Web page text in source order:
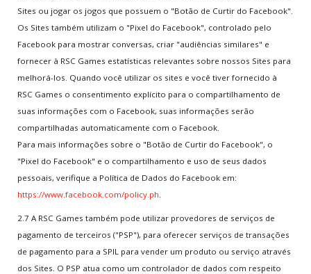
Sites ou jogar os jogos que possuem o "Botão de Curtir do Facebook".
Os Sites também utilizam o "Pixel do Facebook", controlado pelo
Facebook para mostrar conversas, criar "audiências similares" e
fornecer à RSC Games estatísticas relevantes sobre nossos Sites para
melhorá-los. Quando você utilizar os sites e você tiver fornecido à
RSC Games o consentimento explícito para o compartilhamento de
suas informações com o Facebook, suas informações serão
compartilhadas automaticamente com o Facebook.
Para mais informações sobre o "Botão de Curtir do Facebook", o
"Pixel do Facebook" e o compartilhamento e uso de seus dados
pessoais, verifique a Política de Dados do Facebook em:
https://www.facebook.com/policy.ph.
2.7 A RSC Games também pode utilizar provedores de serviços de
pagamento de terceiros ("PSP"), para oferecer serviços de transações
de pagamento para a SPIL para vender um produto ou serviço através
dos Sites. O PSP atua como um controlador de dados com respeito